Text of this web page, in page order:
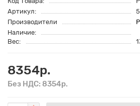
Артикул:
Производители
Наличие:
Вес:
8354р.
Без НДС: 8354р.